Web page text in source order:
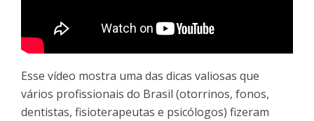
Esse vídeo mostra uma das dicas valiosas que
vários profissionais do Brasil (otorrinos, fonos,
dentistas, fisioterapeutas e psicólogos) fizeram